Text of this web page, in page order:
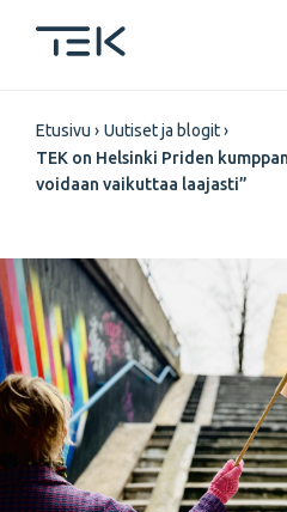
pääsisältöön
Etusivu
Uutiset ja blogit
TEK on Helsinki Priden
voidaan vaikuttaa laajasti”